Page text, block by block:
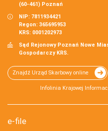
(60-461) Poznań
NIP: 7811934421
Regon: 365695953
KRS: 0001202973
Sąd Rejonowy Poznań Nowe
Gospodarczy KRS.
Znajdź Urząd Skarbowy online
Infolinia Krajowej
e-file